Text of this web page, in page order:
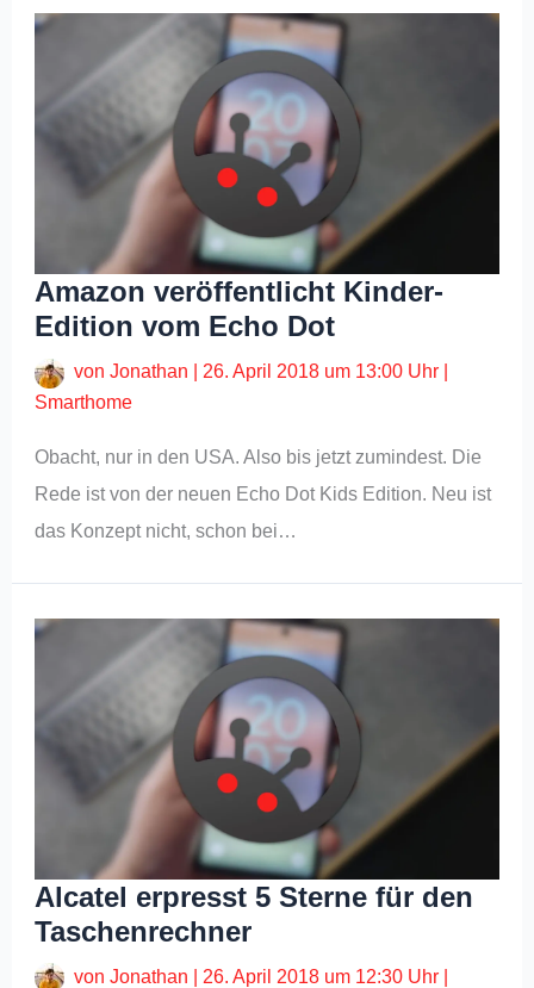
Amazon veröffentlicht Kinder-
Edition vom Echo Dot
vonJonathan 26. April 2018 um 13:00 Uhr
Smarthome
Obacht, nur in den USA. Also bis jetzt zumindest. Die
Rede ist von der neuen Echo Dot Kids Edition. Neu ist
das Konzept nicht, schon bei…
Alcatel erpresst 5 Sterne für den
Taschenrechner
vonJonathan 26. April 2018 um 12:30 Uhr